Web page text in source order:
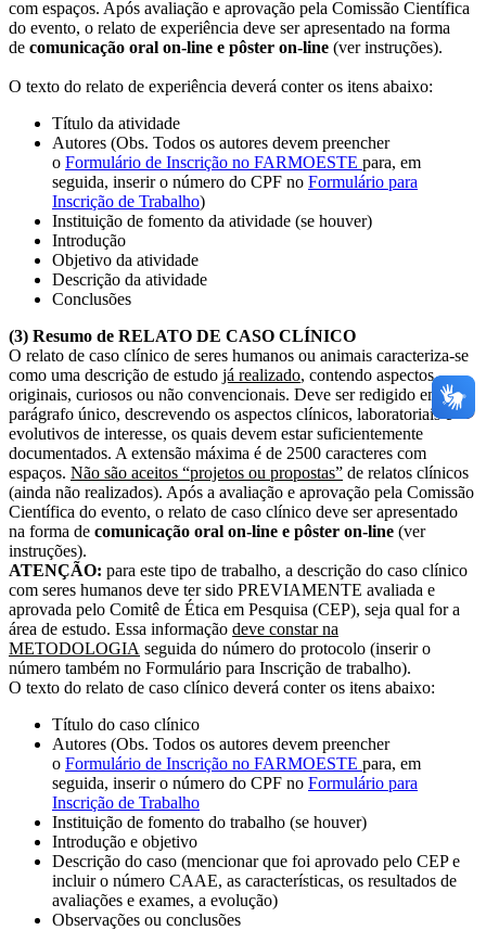
com espaços. Após avaliação e aprovação pela Comissão Científica
do evento, o relato de experiência deve ser apresentado na forma
de comunicação oral on-line e pôster on-line (ver instruções).
O texto do relato de experiência deverá conter os itens abaixo:
Título da atividade
Autores (Obs. Todos os autores devem preencher
o Formulário de Inscrição no FARMOESTE para, em
seguida, inserir o número do CPF no Formulário para
Inscrição de Trabalho)
Instituição de fomento da atividade (se houver)
Introdução
Objetivo da atividade
Descrição da atividade
Conclusões
(3) Resumo de RELATO DE CASO CLÍNICO
O relato de caso clínico de seres humanos ou animais caracteriza-se
como uma descrição de estudo já realizado, contendo aspectos
originais, curiosos ou não convencionais. Deve ser redigido em
parágrafo único, descrevendo os aspectos clínicos, laboratoriais e
evolutivos de interesse, os quais devem estar suficientemente
documentados. A extensão máxima é de 2500 caracteres com
espaços. Não são aceitos “projetos ou propostas” de relatos clínicos
(ainda não realizados). Após a avaliação e aprovação pela Comissão
Científica do evento, o relato de caso clínico deve ser apresentado
na forma de comunicação oral on-line e pôster on-line (ver
instruções).
ATENÇÃO: para este tipo de trabalho, a descrição do caso clínico
com seres humanos deve ter sido PREVIAMENTE avaliada e
aprovada pelo Comitê de Ética em Pesquisa (CEP), seja qual for a
área de estudo. Essa informação deve constar na
METODOLOGIA seguida do número do protocolo (inserir o
número também no Formulário para Inscrição de trabalho).
O texto do relato de caso clínico deverá conter os itens abaixo:
Título do caso clínico
Autores (Obs. Todos os autores devem preencher
o Formulário de Inscrição no FARMOESTE para, em
seguida, inserir o número do CPF no Formulário para
Inscrição de Trabalho
Instituição de fomento do trabalho (se houver)
Introdução e objetivo
Descrição do caso (mencionar que foi aprovado pelo CEP e
incluir o número CAAE, as características, os resultados de
avaliações e exames, a evolução)
Observações ou conclusões